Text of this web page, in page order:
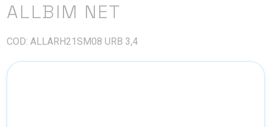
ALLBIM NET
COD: ALLARH21SM08 URB 3,4